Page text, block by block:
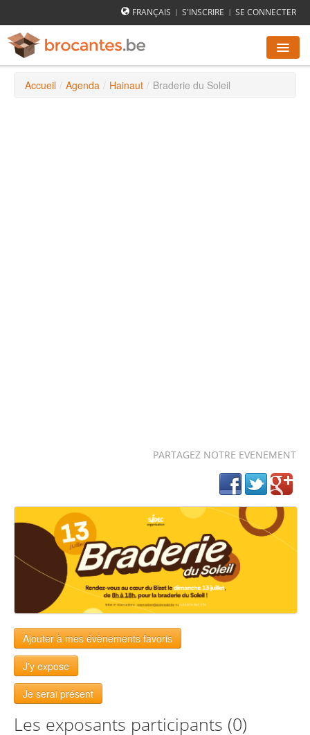
FRANÇAIS | S'INSCRIRE | SE CONNECTER
AGENDA DES BROCANTES
Accueil / Agenda / Hainaut / Braderie du Soleil
PARTAGEZ NOTRE EVENEMENT
Ajouter à mes évènements favoris
J'y expose
Je serai présent
Les exposants participants (0)